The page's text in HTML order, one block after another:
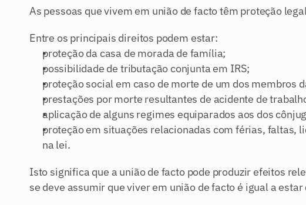
As pessoas que vivem em união de facto têm proteção
Entre os principais direitos podem estar:
proteção da casa de morada de família;
possibilidade de tributação conjunta em IRS;
proteção social em caso de morte de um dos membros
prestações por morte resultantes de acidente de
aplicação de alguns regimes equiparados aos dos
proteção em situações relacionadas com férias, faltas,
na lei.
Isto significa que a união de facto pode produzir efeitos
se deve assumir que viver em união de facto é igual a estar